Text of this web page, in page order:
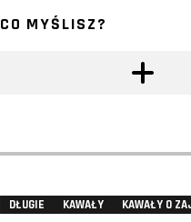
CO MYŚLISZ?
DŁUGIE KAWAŁY KAWAŁY O